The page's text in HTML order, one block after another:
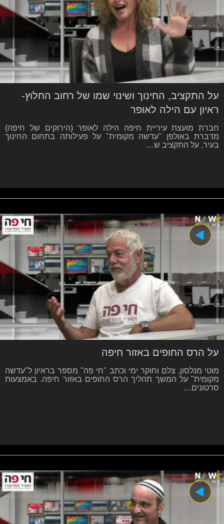
על התקציב, החינוך ושינוי שמו של רחוב החלוץ-
ראיון עם הילה לאופר
חברת מועצת עיריית חיפה הילה לאופר (הירוקים של חיפה)
מדברת באולפן "עדשה מקומית" על פעילותה בתחום החינוך
בעיר, על התקציב ש…
על הרס החופים באזור חיפה
מוטי מנלסון, צלם וחוקר ימי וכתב "חי פה" מספר בראיון ל"עדשה
מקומית" על המשך תהליך הרס החופים באזור חיפה. באמצעות
סרטונים…